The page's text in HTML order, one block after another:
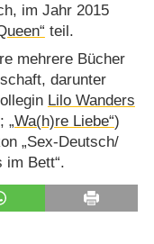
im Jahr 2015
teil.
mehrere Bücher
darunter
Lilo Wanders
„Wa(h)re Liebe“)
„Sex-Deutsch/​
im Bett“.